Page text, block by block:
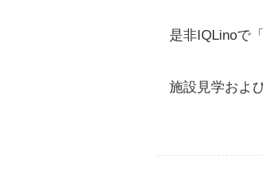
是非IQLinoで
施設見学およ